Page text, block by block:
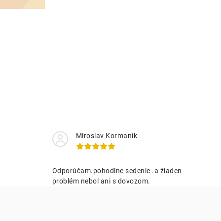
Miroslav Kormaník
Odporúčam.pohodlne sedenie .a žiaden
problém nebol ani s dovozom.